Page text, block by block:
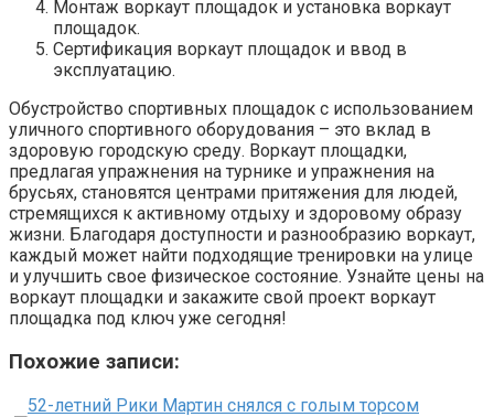
Монтаж воркаут площадок и установка воркаут
площадок.
Сертификация воркаут площадок и ввод в
эксплуатацию.
Обустройство спортивных площадок с использованием
уличного спортивного оборудования – это вклад в
здоровую городскую среду. Воркаут площадки,
предлагая упражнения на турнике и упражнения на
брусьях, становятся центрами притяжения для людей,
стремящихся к активному отдыху и здоровому образу
жизни. Благодаря доступности и разнообразию воркаут,
каждый может найти подходящие тренировки на улице
и улучшить свое физическое состояние. Узнайте цены на
воркаут площадки и закажите свой проект воркаут
площадка под ключ уже сегодня!
Похожие записи:
52-летний Рики Мартин снялся с голым торсом